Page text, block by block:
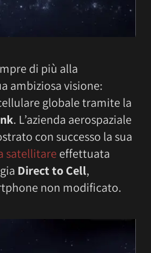
di più alla
ambiziosa visione:
globale tramite la
. L’azienda aerospaziale
con successo la sua
satellitare effettuata
Direct to Cell,
non modificato.